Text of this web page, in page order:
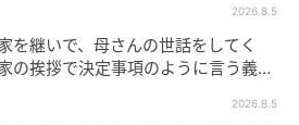
、返済期限のメッセージ、義
覧、そして家計への影響をまと
2026.8.5
を継いで、母さんの世話をしてく
の挨拶で決定事項のように言う義
2026.8.5